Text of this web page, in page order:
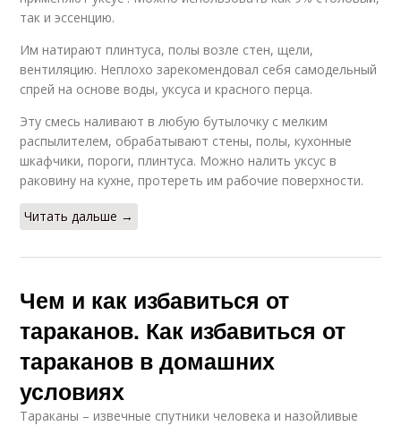
так и эссенцию.
Им натирают плинтуса, полы возле стен, щели,
вентиляцию. Неплохо зарекомендовал себя самодельный
спрей на основе воды, уксуса и красного перца.
Эту смесь наливают в любую бутылочку с мелким
распылителем, обрабатывают стены, полы, кухонные
шкафчики, пороги, плинтуса. Можно налить уксус в
раковину на кухне, протереть им рабочие поверхности.
Читать дальше →
Чем и как избавиться от
тараканов. Как избавиться от
тараканов в домашних
условиях
Тараканы – извечные спутники человека и назойливые